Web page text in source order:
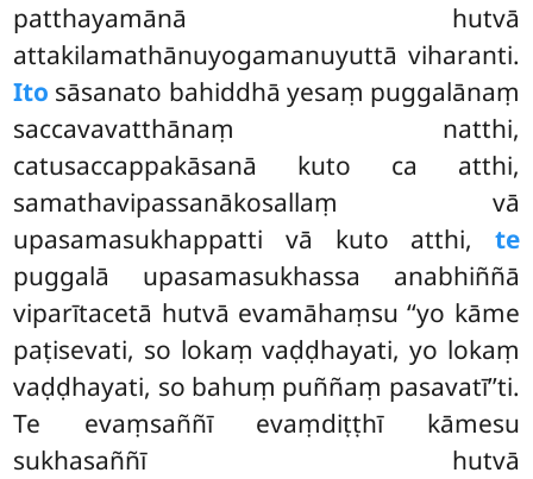
patthayamānā hutvā
attakilamathānuyogamanuyuttā viharanti.
Ito sāsanato bahiddhā yesaṃ puggalānaṃ
saccavavatthānaṃ natthi,
catusaccappakāsanā kuto ca atthi,
samathavipassanākosallaṃ vā
upasamasukhappatti vā kuto atthi, te
puggalā upasamasukhassa anabhiññā
viparītacetā hutvā evamāhaṃsu ‘‘yo kāme
paṭisevati, so lokaṃ vaḍḍhayati, yo lokaṃ
vaḍḍhayati, so bahuṃ puññaṃ pasavatī’’ti.
Te evaṃsaññī evaṃdiṭṭhī kāmesu
sukhasaññī hutvā